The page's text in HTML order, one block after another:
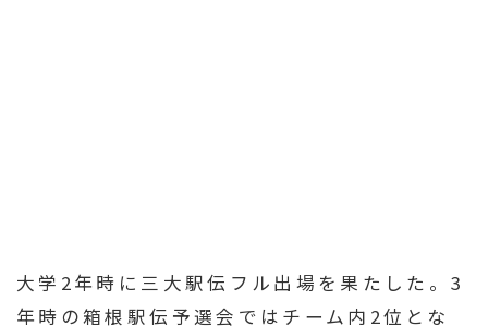
大学2年時に三大駅伝フル出場を果たした。3
年時の箱根駅伝予選会ではチーム内2位とな